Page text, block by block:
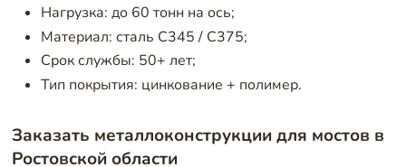
Нагрузка: до 60 тонн на ось;
Материал: сталь С345 / С375;
Срок службы: 50+ лет;
Тип покрытия: цинкование + полимер.
Заказать металлоконструкции для мостов в
Ростовской области